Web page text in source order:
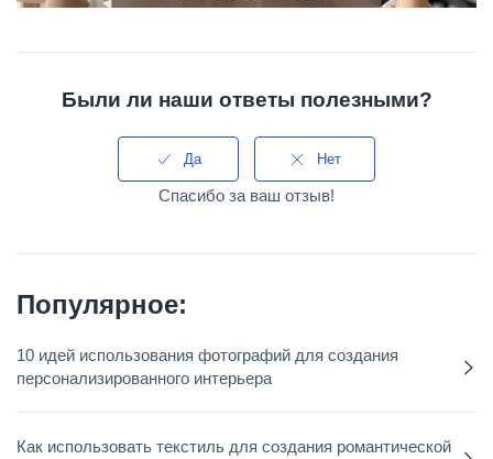
Были ли наши ответы полезными?
Да Нет
Спасибо за ваш отзыв!
Популярное:
10 идей использования фотографий для создания
персонализированного интерьера
Как использовать текстиль для создания романтической